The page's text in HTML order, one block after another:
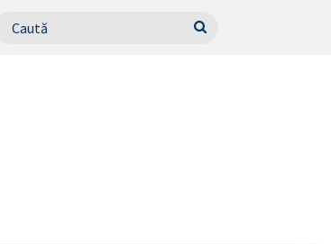
Caută